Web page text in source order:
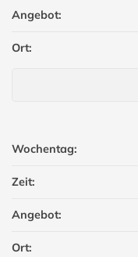
Angebot:
Ort:
Wochentag:
Zeit:
Angebot:
Ort: